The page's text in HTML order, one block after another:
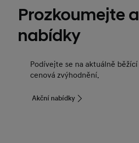
Prozkoumejte
nabídky
Podívejte se na aktuálně
cenová zvýhodnění.
Akční nabídky